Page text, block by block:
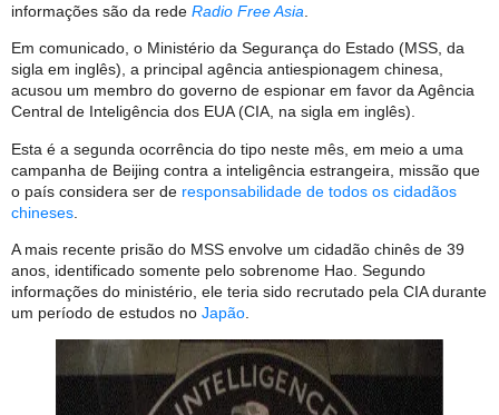
informações são da rede Radio Free Asia
Em comunicado, o Ministério da Segurança do Estado (MSS, da
sigla em inglês), a principal agência antiespionagem chinesa,
acusou um membro do governo de espionar em favor da Agência
Central de Inteligência dos EUA (CIA, na sigla em inglês).
Esta é a segunda ocorrência do tipo neste mês, em meio a uma
campanha de Beijing contra a inteligência estrangeira, missão que
o país considera ser de responsabilidade de todos os cidadãos
chineses
A mais recente prisão do MSS envolve um cidadão chinês de 39
anos, identificado somente pelo sobrenome Hao. Segundo
informações do ministério, ele teria sido recrutado pela CIA durante
um período de estudos no Japão